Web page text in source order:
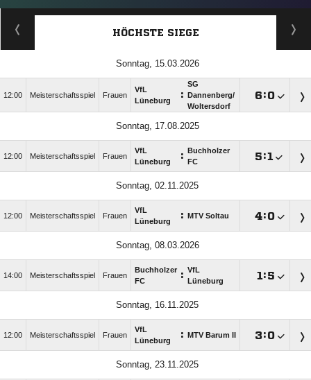
HÖCHSTE SIEGE
Sonntag, 15.03.2026
12:00 Meisterschaftsspiel Frauen
VfL
Lüneburg
:
SG
Dannenberg/​
Woltersdorf
:
Sonntag, 17.08.2025
12:00 Meisterschaftsspiel Frauen
VfL
Lüneburg
:
Buchholzer
FC
:
Sonntag, 02.11.2025
12:00 Meisterschaftsspiel Frauen
VfL
Lüneburg
: MTV Soltau :
Sonntag, 08.03.2026
14:00 Meisterschaftsspiel Frauen
Buchholzer
FC
: VfL
Lüneburg
:
Sonntag, 16.11.2025
12:00 Meisterschaftsspiel Frauen
VfL
Lüneburg
: MTV Barum II :
Sonntag, 23.11.2025